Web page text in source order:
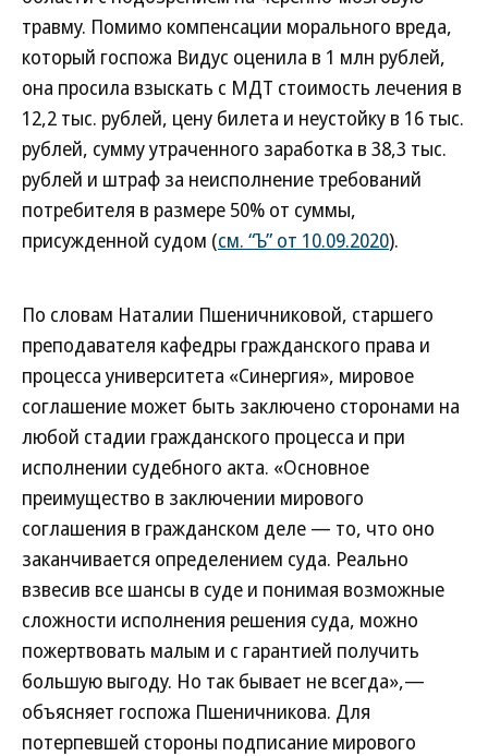
травму. Помимо компенсации морального вреда,
который госпожа Видус оценила в 1 млн рублей,
она просила взыскать с МДТ стоимость лечения в
12,2 тыс. рублей, цену билета и неустойку в 16 тыс.
рублей, сумму утраченного заработка в 38,3 тыс.
рублей и штраф за неисполнение требований
потребителя в размере 50% от суммы,
присужденной судом (см. “Ъ” от 10.09.2020).
По словам Наталии Пшеничниковой, старшего
преподавателя кафедры гражданского права и
процесса университета «Синергия», мировое
соглашение может быть заключено сторонами на
любой стадии гражданского процесса и при
исполнении судебного акта. «Основное
преимущество в заключении мирового
соглашения в гражданском деле — то, что оно
заканчивается определением суда. Реально
взвесив все шансы в суде и понимая возможные
сложности исполнения решения суда, можно
пожертвовать малым и с гарантией получить
большую выгоду. Но так бывает не всегда»,—
объясняет госпожа Пшеничникова. Для
потерпевшей стороны подписание мирового